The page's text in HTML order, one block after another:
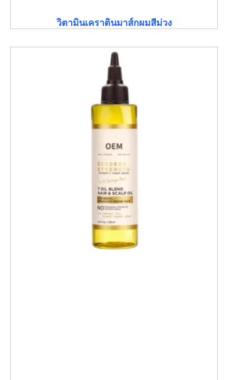
วิตามินเคราตินมาส์กผมสีม่วง